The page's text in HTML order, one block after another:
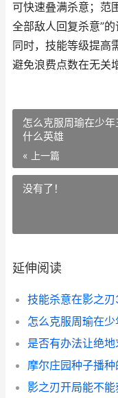
可快速叠满杀意；范
全部敌人回复杀意”
同时，技能等级提高
避免浪费点数在无关
怎么克服周瑜在少
什么英雄
« 上一篇
没有了！
延伸阅读
影之刃开局能不